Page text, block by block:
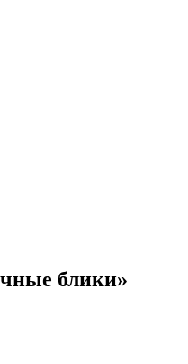
блики»